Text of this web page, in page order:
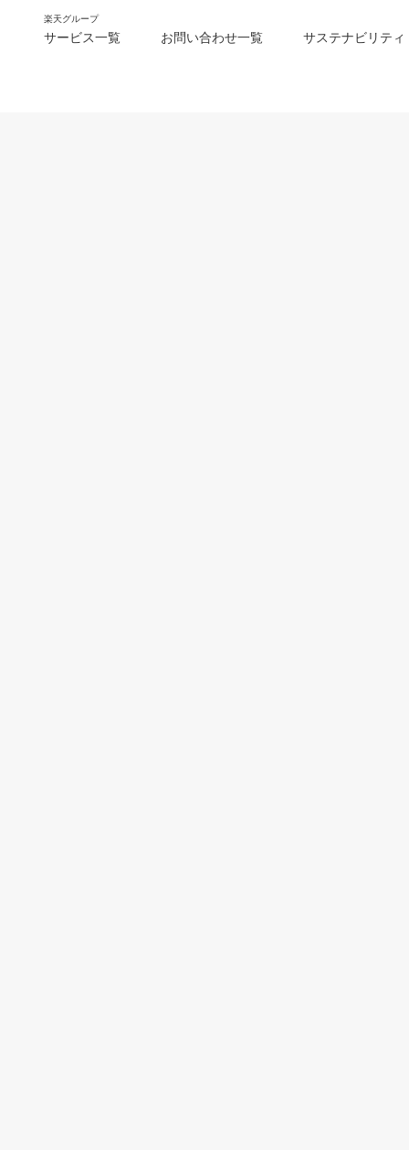
楽天グループ
サービス一覧 お問い合わせ一覧 サステナビリティ